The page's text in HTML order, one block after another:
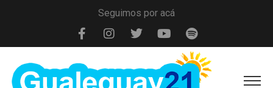
Seguimos por acá